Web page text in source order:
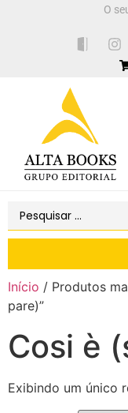
O
Início / Produtos
pare)”
Cosi è
Exibindo um único